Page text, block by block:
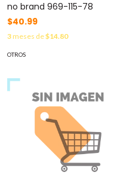
no brand 969-115-78
$40.99
3meses de$14.80
OTROS